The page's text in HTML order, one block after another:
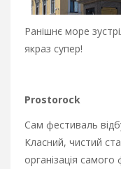
Ранішнє море
якраз супер!
Prostorock
Сам фестиваль
Класний, чистий
організація